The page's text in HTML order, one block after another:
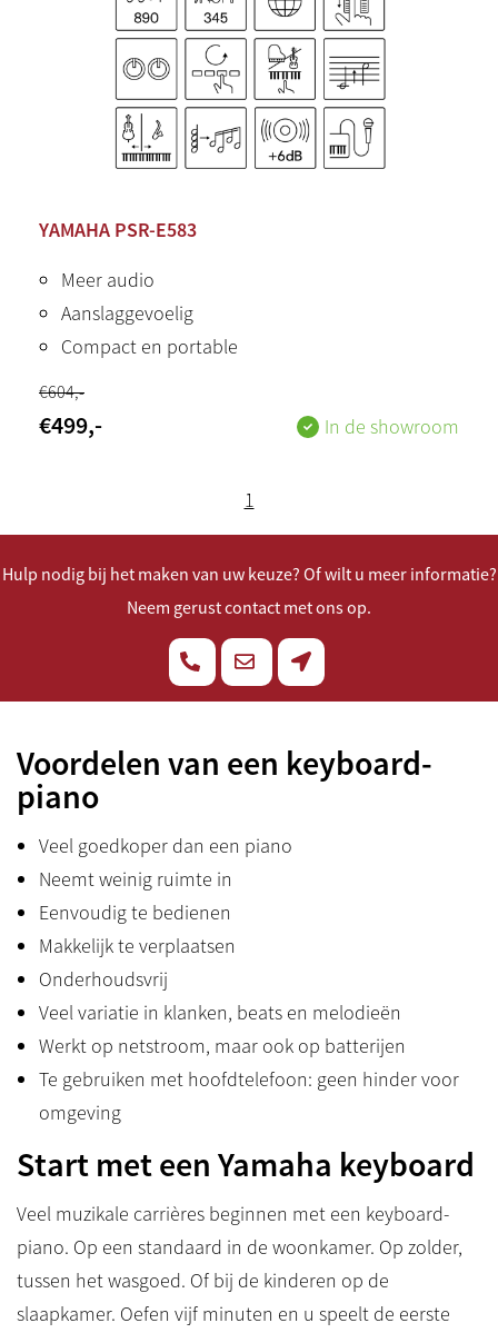
YAMAHA PSR-E583
Meer audio
Aanslaggevoelig
Compact en portable
€604,-
€499,- In de showroom
1
Hulp nodig bij het maken van uw keuze? Of wilt u meer informatie?
Neem gerust contact met ons op.
Voordelen van een keyboard-
piano
Veel goedkoper dan een piano
Neemt weinig ruimte in
Eenvoudig te bedienen
Makkelijk te verplaatsen
Onderhoudsvrij
Veel variatie in klanken, beats en melodieën
Werkt op netstroom, maar ook op batterijen
Te gebruiken met hoofdtelefoon: geen hinder voor
omgeving
Start met een Yamaha keyboard
Veel muzikale carrières beginnen met een keyboard-
piano. Op een standaard in de woonkamer. Op zolder,
tussen het wasgoed. Of bij de kinderen op de
slaapkamer. Oefen vijf minuten en u speelt de eerste